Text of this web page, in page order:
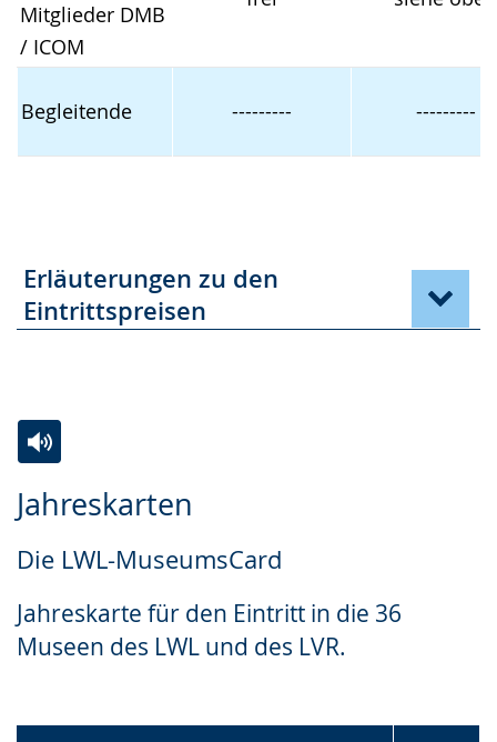
Mitglieder DMB
/ ICOM
Begleitende --------- ---------
Erläuterungen zu den
Eintrittspreisen
Jahreskarten
Die LWL-MuseumsCard
Jahreskarte für den Eintritt in die 36
Museen des LWL und des LVR.
Leichten
wechseln.
Audio-
Video
Deutscher
Gebärdensprache
wird